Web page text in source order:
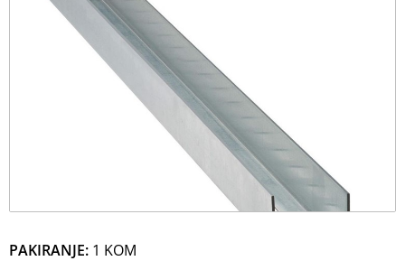
PAKIRANJE: 1 KOM